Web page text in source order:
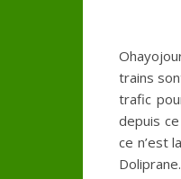
trains
trafic
depuis
ce n’est
Doliprane.